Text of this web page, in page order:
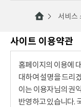
서비스
사이트 이용약관
홈페이지의 이용에
대하여 설명을 드리
이는 이용자님의 권
반영하고 있습니다.